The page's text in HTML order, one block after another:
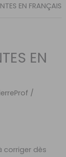
EN FRANÇAIS
EN
/
corriger dès